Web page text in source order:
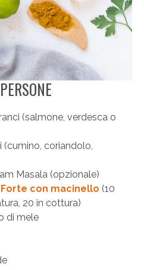
(salmone, verdesca o
(cumino, coriandolo,
Masala (opzionale)
con macinello (10
20 in cottura)
di mele